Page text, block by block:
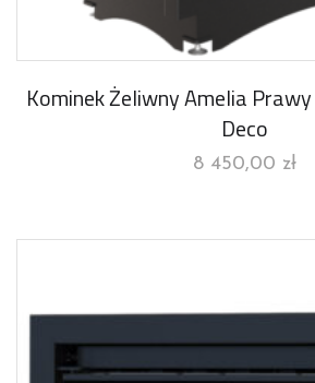
Kominek Żeliwny Amelia
Deco
8 450,00 zł